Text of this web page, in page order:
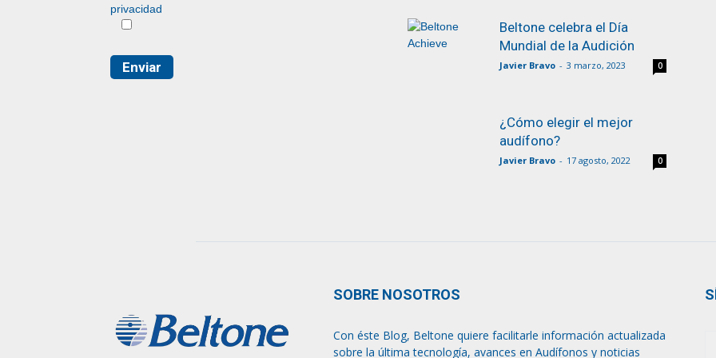
privacidad
Beltone celebra el Día
Mundial de la Audición
Javier Bravo - 3 marzo, 2023 0
¿Cómo elegir el mejor
audífono?
Javier Bravo - 17 agosto, 2022 0
SOBRE NOSOTROS
Con éste Blog, Beltone quiere facilitarle información actualizada
sobre la última tecnología, avances en Audífonos y noticias